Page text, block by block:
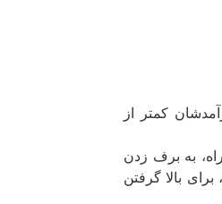
کمتر از
به برف زدن
بالا گرفتن